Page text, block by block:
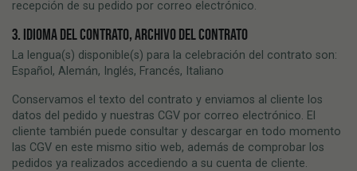
recepción de su pedido por correo electrónico.
3. IDIOMA DEL CONTRATO, ARCHIVO DEL CONTRATO
La lengua(s) disponible(s) para la celebración del contrato son:
Español, Alemán, Inglés, Francés, Italiano
Conservamos el texto del contrato y enviamos al cliente los
datos del pedido y nuestras CGV por correo electrónico. El
cliente también puede consultar y descargar en todo momento
las CGV en este mismo sitio web, además de comprobar los
pedidos ya realizados accediendo a su cuenta de cliente.